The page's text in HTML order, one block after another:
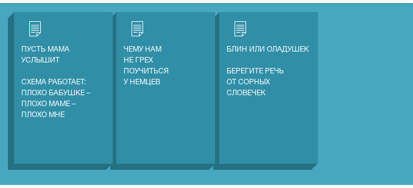
ПУСТЬ МАМА
УСЛЫШИТ
СХЕМА РАБОТАЕТ:
ПЛОХО БАБУШКЕ –
ПЛОХО МАМЕ –
ПЛОХО МНЕ
ЧЕМУ НАМ
НЕ ГРЕХ
ПОУЧИТЬСЯ
У НЕМЦЕВ
БЛИН ИЛИ ОЛАДУШЕК
БЕРЕГИТЕ РЕЧЬ
ОТ СОРНЫХ
СЛОВЕЧЕК